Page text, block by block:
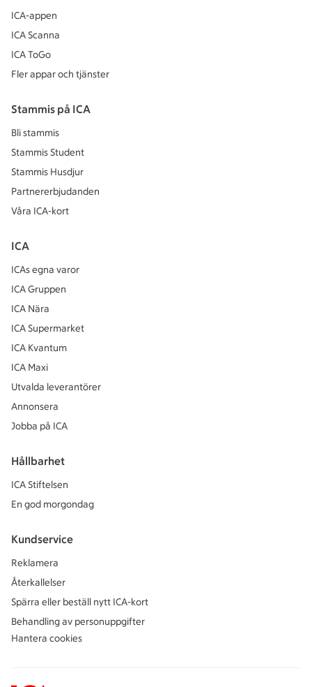
ICA-appen
ICA Scanna
ICA ToGo
Fler appar och tjänster
Stammis på ICA
Bli stammis
Stammis Student
Stammis Husdjur
Partnererbjudanden
Våra ICA-kort
ICA
ICAs egna varor
ICA Gruppen
ICA Nära
ICA Supermarket
ICA Kvantum
ICA Maxi
Utvalda leverantörer
Annonsera
Jobba på ICA
Hållbarhet
ICA Stiftelsen
En god morgondag
Kundservice
Reklamera
Återkallelser
Spärra eller beställ nytt ICA-kort
Behandling av personuppgifter
Hantera cookies